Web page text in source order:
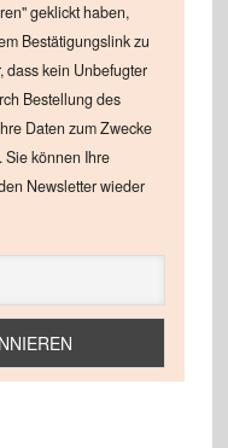
geklickt haben,
Bestätigungslink zu
dass kein Unbefugter
Bestellung des
Daten zum Zwecke
Sie können Ihre
Newsletter wieder